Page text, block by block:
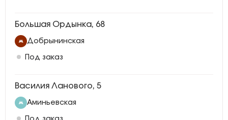
Большая Ордынка, 68
Добрынинская
Под заказ
Василия Ланового, 5
Аминьевская